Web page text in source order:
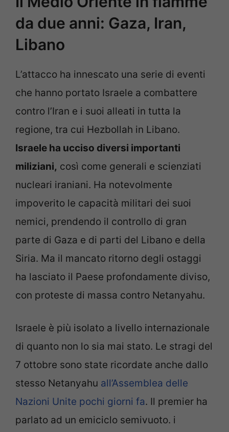
da due anni: Gaza, Iran,
Libano
L’attacco ha innescato una serie di eventi
che hanno portato Israele a combattere
contro l’Iran e i suoi alleati in tutta la
regione, tra cui Hezbollah in Libano.
Israele ha ucciso diversi importanti
miliziani, così come generali e scienziati
nucleari iraniani. Ha notevolmente
impoverito le capacità militari dei suoi
nemici, prendendo il controllo di gran
parte di Gaza e di parti del Libano e della
Siria. Ma il mancato ritorno degli ostaggi
ha lasciato il Paese profondamente diviso,
con proteste di massa contro Netanyahu.
Israele è più isolato a livello internazionale
di quanto non lo sia mai stato. Le stragi del
7 ottobre sono state ricordate anche dallo
stesso Netanyahu all’Assemblea delle
Nazioni Unite pochi giorni fa. Il premier ha
parlato ad un emiciclo semivuoto. i